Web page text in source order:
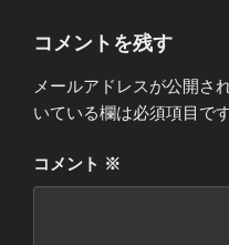
コメントを残す
メールアドレスが公開さ
いている欄は必須項目で
コメント ※